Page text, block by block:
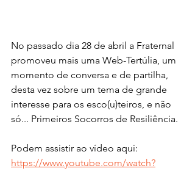
No passado dia 28 de abril a Fraternal
promoveu mais uma Web-Tertúlia, um
momento de conversa e de partilha,
desta vez sobre um tema de grande
interesse para os esco(u)teiros, e não
só... Primeiros Socorros de Resiliência.
Podem assistir ao vídeo aqui:
https://www.youtube.com/watch?